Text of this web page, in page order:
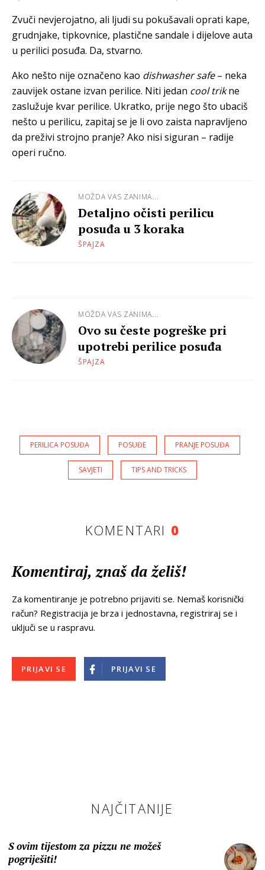
Zvuči nevjerojatno, ali ljudi su pokušavali oprati kape,
grudnjake, tipkovnice, plastične sandale i dijelove auta
u perilici posuđa. Da, stvarno.
Ako nešto nije označeno kao dishwasher safe– neka
zauvijek ostane izvan perilice. Niti jedan cool trikne
zaslužuje kvar perilice. Ukratko, prije nego što ubaciš
nešto u perilicu, zapitaj se je li ovo zaista napravljeno
da preživi strojno pranje? Ako nisi siguran – radije
operi ručno.
MOŽDA VAS ZANIMA...
Detaljno očisti perilicu
posuđa u 3 koraka
ŠPAJZA
MOŽDA VAS ZANIMA...
Ovo su česte pogreške pri
upotrebi perilice posuđa
ŠPAJZA
PERILICA POSUĐA POSUĐE PRANJE POSUĐA
SAVJETI TIPS AND TRICKS
KOMENTARI 0
Komentiraj, znaš da želiš!
Za komentiranje je potrebno prijaviti se. Nemaš korisnički
račun? Registracija je brza i jednostavna, registriraj se i
uključi se u raspravu.
PRIJAVI SE PRIJAVI SE
NAJČITANIJE
S ovim tijestom za pizzu ne možeš
pogriješiti!